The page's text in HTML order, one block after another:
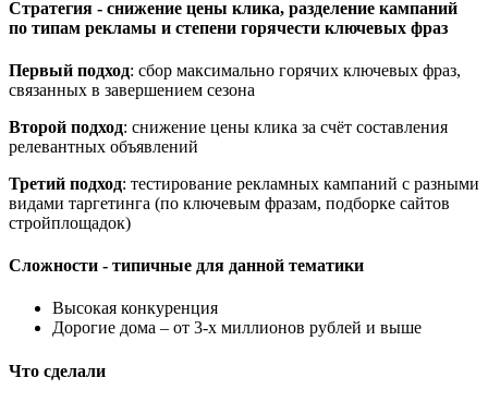
Стратегия - снижение цены клика, разделение кампаний
по типам рекламы и степени горячести ключевых фраз
Первый подход: сбор максимально горячих ключевых фраз,
связанных в завершением сезона
Второй подход: снижение цены клика за счёт составления
релевантных объявлений
Третий подход: тестирование рекламных кампаний с разными
видами таргетинга (по ключевым фразам, подборке сайтов
стройплощадок)
Сложности - типичные для данной тематики
Высокая конкуренция
Дорогие дома – от 3-х миллионов рублей и выше
Что сделали